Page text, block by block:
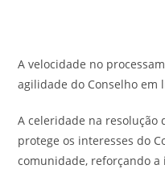
A velocidade no
agilidade do Conselho
A celeridade na resolução
protege os interesses do
comunidade, reforçando